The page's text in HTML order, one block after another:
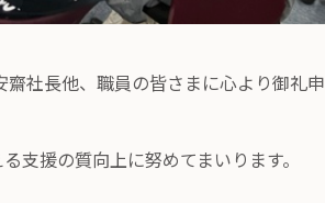
社長他、職員の皆さまに心より御礼申
支援の質向上に努めてまいります。